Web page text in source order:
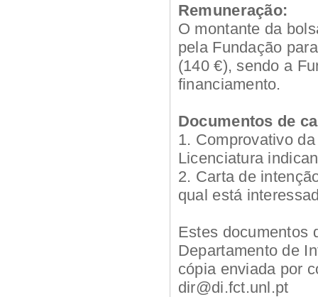
Remuneração:
O montante da
pela Fundação
(140 €), sendo a
financiamento.
Documentos de
1. Comprovativo
Licenciatura
2. Carta de
qual está
Estes documentos
Departamento de
cópia enviada por
dir@di.fct.unl.pt